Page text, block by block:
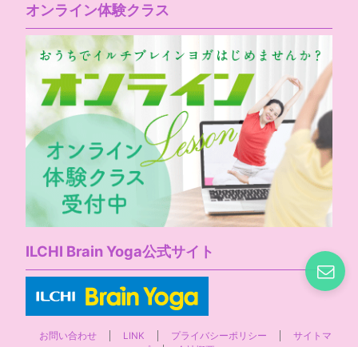
オンライン体験クラス
ILCHI Brain Yoga公式サイト
お問い合わせ LINK プライバシーポリシー
サイトマ